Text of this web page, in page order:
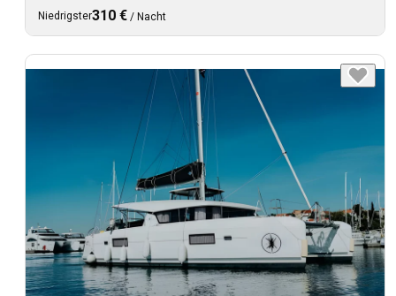
Niedrigster310 € / Nacht